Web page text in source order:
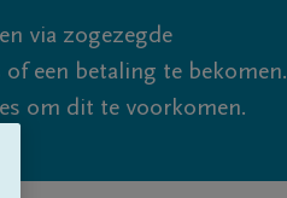
via zogezegde
een betaling te bekomen.
om dit te voorkomen.